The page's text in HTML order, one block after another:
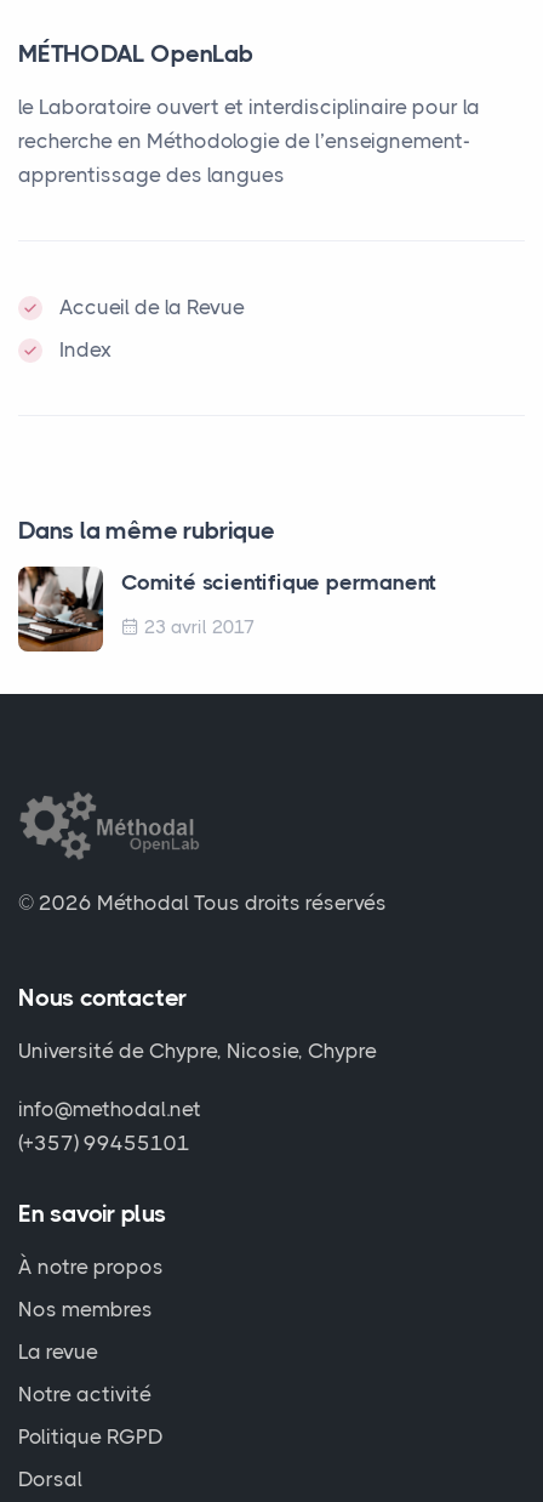
MÉTHODAL OpenLab
le Laboratoire ouvert et interdisciplinaire pour la
recherche en Méthodologie de l’enseignement-
apprentissage des langues
Accueil de la Revue
Index
Dans la même rubrique
Comité scientifique permanent
23 avril 2017
© 2026 Méthodal Tous droits réservés
Nous contacter
Université de Chypre, Nicosie, Chypre
info@methodal.net
(+357) 99455101
En savoir plus
À notre propos
Nos membres
La revue
Notre activité
Politique RGPD
Dorsal